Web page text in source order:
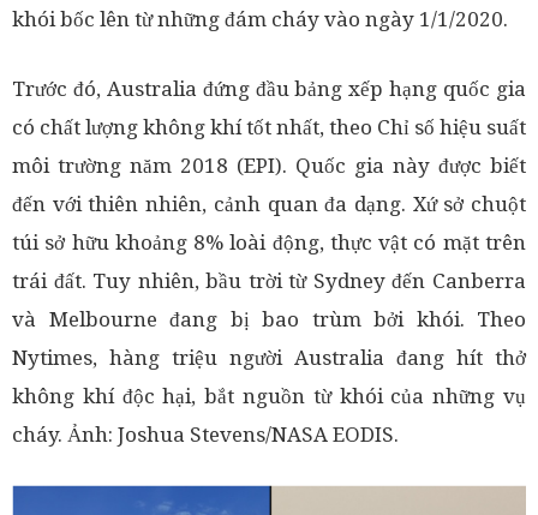
khói bốc lên từ những đám cháy vào ngày 1/1/2020.
Trước đó, Australia đứng đầu bảng xếp hạng quốc gia
có chất lượng không khí tốt nhất, theo Chỉ số hiệu suất
môi trường năm 2018 (EPI). Quốc gia này được biết
đến với thiên nhiên, cảnh quan đa dạng. Xứ sở chuột
túi sở hữu khoảng 8% loài động, thực vật có mặt trên
trái đất. Tuy nhiên, bầu trời từ Sydney đến Canberra
và Melbourne đang bị bao trùm bởi khói. Theo
Nytimes, hàng triệu người Australia đang hít thở
không khí độc hại, bắt nguồn từ khói của những vụ
cháy. Ảnh: Joshua Stevens/NASA EODIS.